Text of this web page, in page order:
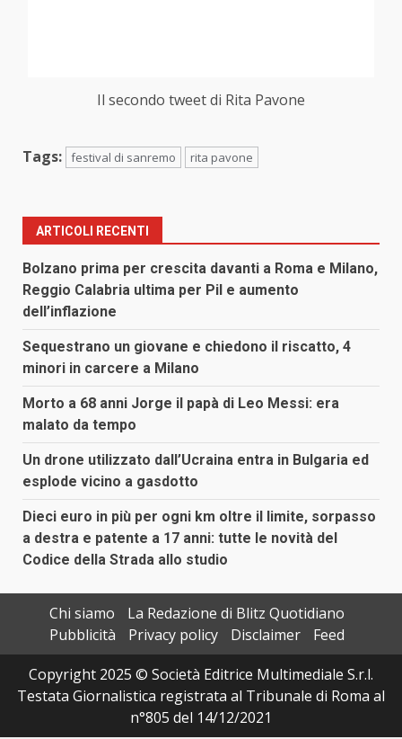
Il secondo tweet di Rita Pavone
Tags: festival di sanremo rita pavone
ARTICOLI RECENTI
Bolzano prima per crescita davanti a Roma e Milano,
Reggio Calabria ultima per Pil e aumento
dell’inflazione
Sequestrano un giovane e chiedono il riscatto, 4
minori in carcere a Milano
Morto a 68 anni Jorge il papà di Leo Messi: era
malato da tempo
Un drone utilizzato dall’Ucraina entra in Bulgaria ed
esplode vicino a gasdotto
Dieci euro in più per ogni km oltre il limite, sorpasso
a destra e patente a 17 anni: tutte le novità del
Codice della Strada allo studio
Chi siamo
La Redazione di Blitz Quotidiano
Pubblicità
Privacy policy Disclaimer
Feed
Copyright 2025 © Società Editrice Multimediale S.r.l.
Testata Giornalistica registrata al Tribunale di Roma al
n°805 del 14/12/2021